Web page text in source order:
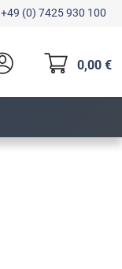
+49 (0) 7425 930 100
0,00 €